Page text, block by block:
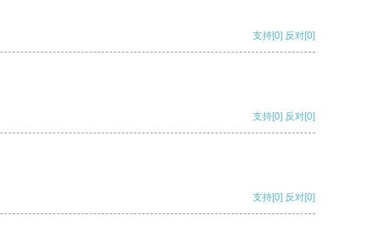
支持[0] 反对[0]
支持[0] 反对[0]
支持[0] 反对[0]